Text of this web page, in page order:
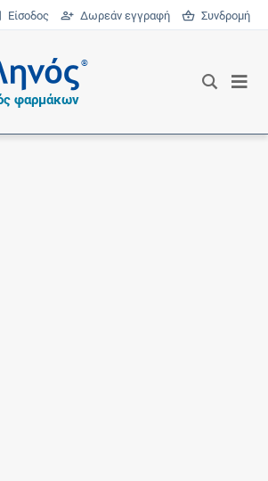
Είσοδος Δωρεάν εγγραφή Συνδρομή
®
φαρμάκων